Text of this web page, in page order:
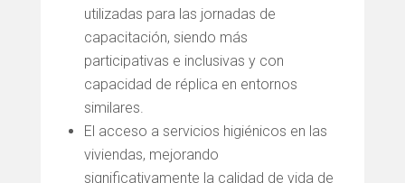
utilizadas para las jornadas de
capacitación, siendo más
participativas e inclusivas y con
capacidad de réplica en entornos
similares.
El acceso a servicios higiénicos en las
viviendas, mejorando
significativamente la calidad de vida de